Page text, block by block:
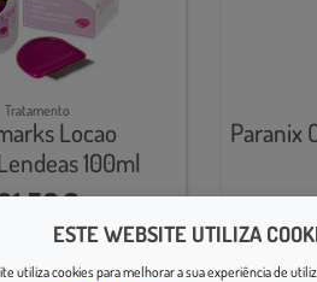
Tratamento
Locao
100ml
Paranix
ESTE WEBSITE UTILIZA
utiliza cookies para melhorar a sua experiência de